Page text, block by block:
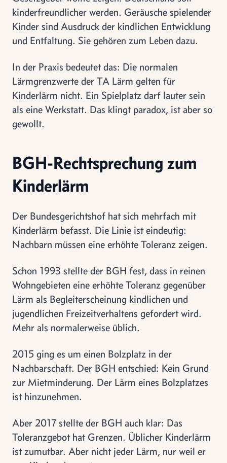
kinderfreundlicher werden. Geräusche spielender
Kinder sind Ausdruck der kindlichen Entwicklung
und Entfaltung. Sie gehören zum Leben dazu.
In der Praxis bedeutet das: Die normalen
Lärmgrenzwerte der TA Lärm gelten für
Kinderlärm nicht. Ein Spielplatz darf lauter sein
als eine Werkstatt. Das klingt paradox, ist aber so
gewollt.
BGH-Rechtsprechung zum
Kinderlärm
Der Bundesgerichtshof hat sich mehrfach mit
Kinderlärm befasst. Die Linie ist eindeutig:
Nachbarn müssen eine erhöhte Toleranz zeigen.
Schon 1993 stellte der BGH fest, dass in reinen
Wohngebieten eine erhöhte Toleranz gegenüber
Lärm als Begleiterscheinung kindlichen und
jugendlichen Freizeitverhaltens gefordert wird.
Mehr als normalerweise üblich.
2015 ging es um einen Bolzplatz in der
Nachbarschaft. Der BGH entschied: Kein Grund
zur Mietminderung. Der Lärm eines Bolzplatzes
ist hinzunehmen.
Aber 2017 stellte der BGH auch klar: Das
Toleranzgebot hat Grenzen. Üblicher Kinderlärm
ist zumutbar. Aber nicht jeder Lärm, nur weil er